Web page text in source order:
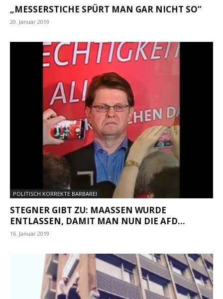
„MESSERSTICHE SPÜRT MAN GAR NICHT SO“
20. Januar 2019
POLITISCH KORREKTE BARBAREI
STEGNER GIBT ZU: MAASSEN WURDE E
NTLASSEN, DAMIT MAN NUN DIE AFD...
16. Januar 2019